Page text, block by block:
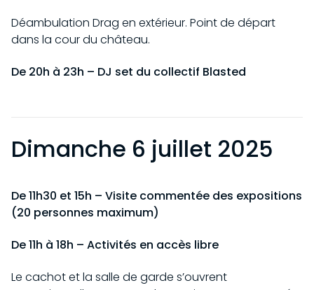
Déambulation Drag en extérieur. Point de départ
dans la cour du château.
De 20h à 23h – DJ set du collectif Blasted
Dimanche 6 juillet 2025
De 11h30 et 15h – Visite commentée des expositions
(20 personnes maximum)
De 11h à 18h – Activités en accès libre
Le cachot et la salle de garde s’ouvrent